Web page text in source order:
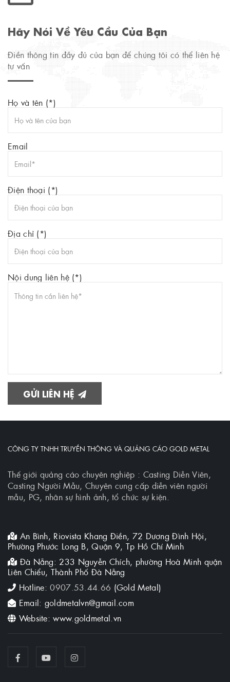
Hãy Nói Về Yêu Cầu Của Bạn
Điền thông tin đầy đủ của bạn để chúng tôi có thể liên hệ
tư vấn
Họ và tên (*)
Email
Điện thoại (*)
Địa chỉ (*)
Nội dung liên hệ (*)
GỬI LIÊN HỆ
CÔNG TY TNHH TRUYỀN THÔNG VÀ QUẢNG CÁO GOLD METAL
Thế giới quảng cáo chuyên nghiệp : Casting Diễn Viên,
Casting Người Mẫu, Chuyên cung cấp diễn viên người
mẫu, PG, nhân sự hình ảnh, tổ chức sự kiện.
An Bình, Riovista Khang Điền, 72 Dương Đình Hội,
Phường Phước Long B, Quận 9, Tp Hồ Chí Minh
Đà Nẵng: 233 Nguyễn Chích, phường Hoà Minh quận
Liên Chiểu, Thành Phố Đà Nẵng
Hotline:0907.53.44.66 (Gold Metal)
Email: goldmetalvn@gmail.com
Website: www.goldmetal.vn